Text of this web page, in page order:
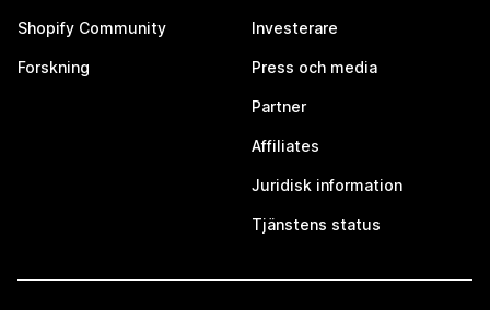
Shopify Community
Forskning
Investerare
Press och media
Partner
Affiliates
Juridisk information
Tjänstens status